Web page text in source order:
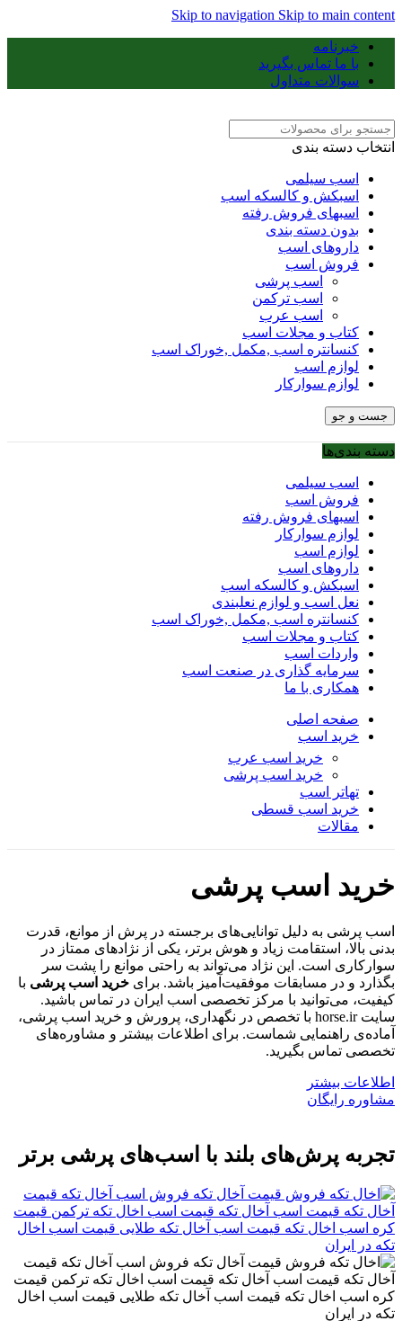
Skip to navigation Skip to main content
خبرنامه
با ما تماس بگیرید
سوالات متداول
انتخاب دسته بندی
اسب سیلمی
اسبکش و کالسکه اسب
اسبهای فروش رفته
بدون دسته بندی
داروهای اسب
فروش اسب
اسب پرشی
اسب ترکمن
اسب عرب
کتاب و مجلات اسب
کنسانتره اسب ,مکمل ,خوراک اسب
لوازم اسب
لوازم سوارکار
جست و جو
دسته بندی‌ها
اسب سیلمی
فروش اسب
اسبهای فروش رفته
لوازم سوارکار
لوازم اسب
داروهای اسب
اسبکش و کالسکه اسب
نعل اسب و لوازم نعلبندی
کنسانتره اسب ,مکمل ,خوراک اسب
کتاب و مجلات اسب
واردات اسب
سرمایه گذاری در صنعت اسب
همکاری با ما
صفحه اصلی
خرید اسب
خرید اسب عرب
خرید اسب پرشی
تهاتر اسب
خرید اسب قسطی
مقالات
خرید اسب پرشی
اسب پرشی به دلیل توانایی‌های برجسته در پرش از موانع، قدرت
بدنی بالا، استقامت زیاد و هوش برتر، یکی از نژادهای ممتاز در
سوارکاری است. این نژاد می‌تواند به راحتی موانع را پشت سر
بگذارد و در مسابقات موفقیت‌آمیز باشد. برای خرید اسب پرشی با
کیفیت، می‌توانید با مرکز تخصصی اسب ایران در تماس باشید.
سایت horse.ir با تخصص در نگهداری، پرورش و خرید اسب پرشی،
آماده‌ی راهنمایی شماست. برای اطلاعات بیشتر و مشاوره‌های
تخصصی تماس بگیرید.
اطلاعات بیشتر
مشاوره رایگان
تجربه پرش‌های بلند با اسب‌های پرشی برتر